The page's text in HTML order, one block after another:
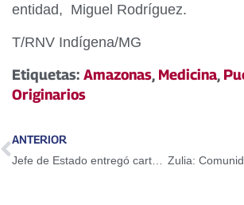
entidad, Miguel Rodríguez.
T/RNV Indígena/MG
Etiquetas: Amazonas, Medicina,
Originarios
ANTERIOR
Jefe de Estado entregó cartas a EE. UU., China y Rusia para iniciativa de paz